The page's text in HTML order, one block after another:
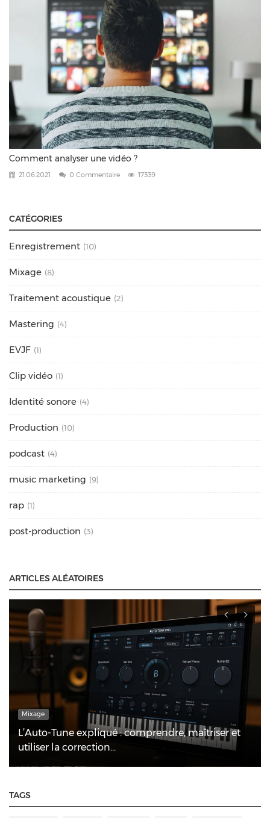
Comment analyser une vidéo ?
21.06.2021 0 Commentaire 17339
CATÉGORIES
Enregistrement (10)
Mixage (8)
Traitement acoustique (2)
Mastering (4)
EVJF (1)
Clip vidéo (1)
Identité sonore (4)
Production (10)
podcast (4)
music marketing (9)
rap (1)
post-production (3)
ARTICLES ALÉATOIRES
podcast
Comment diffuser vos podcasts ?
TAGS